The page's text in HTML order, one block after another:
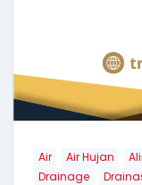
Air Air Hujan
Drainage